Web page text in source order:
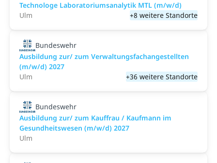
Technologe Laboratoriumsanalytik MTL (m/w/d)
Ulm
+8 weitere Standorte
Bundeswehr
Ausbildung zur/ zum Verwaltungsfachangestellten
(m/w/d) 2027
Ulm
+36 weitere Standorte
Bundeswehr
Ausbildung zur/ zum Kauffrau / Kaufmann im
Gesundheitswesen (m/w/d) 2027
Ulm